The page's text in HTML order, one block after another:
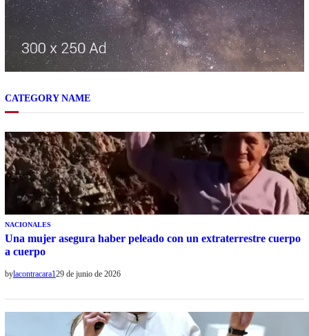
CATEGORY NAME
NACIONALES
Una mujer asegura haber peleado con un extraterrestre cuerpo
a cuerpo
bylacontracara129 de junio de 2026